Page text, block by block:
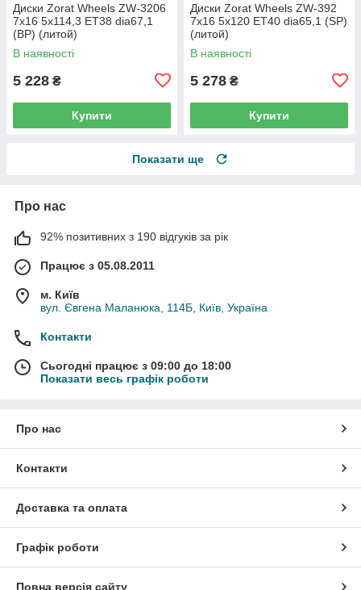
Диски Zorat Wheels ZW-3206
7x16 5x114,3 ET38 dia67,1
(BP) (литой)
В наявності
5 228 ₴
Купити
Диски Zorat Wheels ZW-392
7x16 5x120 ET40 dia65,1 (SP)
(литой)
В наявності
5 278 ₴
Купити
Показати ще
Про нас
92% позитивних з 190 відгуків за рік
Працює з 05.08.2011
м. Київ
вул. Євгена Маланюка, 114Б, Київ, Україна
Контакти
Сьогодні працює з 09:00 до 18:00
Показати весь графік роботи
Про нас
Контакти
Доставка та оплата
Графік роботи
Повна версія сайту